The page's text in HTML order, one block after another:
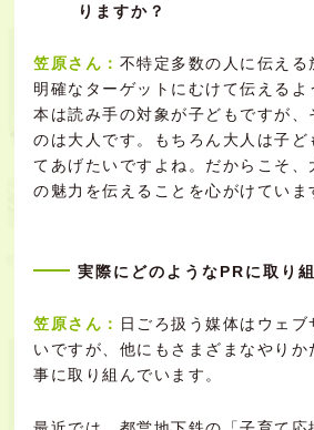
りますか？
笠原さん： 不特定多数の人に伝える
明確なターゲットにむけて伝える
本は読み手の対象が子どもですが、
のは大人です。もちろん大人は子ど
てあげたいですよね。だからこそ、
の魅力を伝えることを心がけていま
実際にどのようなPRに取り
笠原さん： 日ごろ扱う媒体はウェ
いですが、他にもさまざまなやり
事に取り組んでいます。